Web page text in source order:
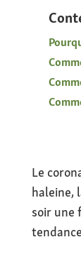
Le
haleine,
soir une